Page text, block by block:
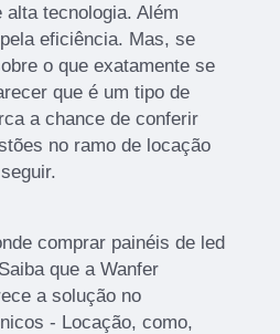
tecnologia. Além
eficiência. Mas, se
o que exatamente se
que é um tipo de
a chance de conferir
no ramo de locação
comprar painéis de led
que a Wanfer
a solução no
- Locação, como,